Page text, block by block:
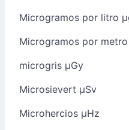
Microgramos por litro
Microgramos por
microgris µGy
Microsievert µSv
Microhercios µHz